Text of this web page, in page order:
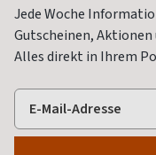
Jede Woche
Gutscheinen, Aktionen
Alles direkt in Ihrem